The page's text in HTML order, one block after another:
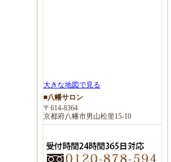
大きな地図で見る
■八幡サロン
〒614-8364
京都府八幡市男山松里15-10